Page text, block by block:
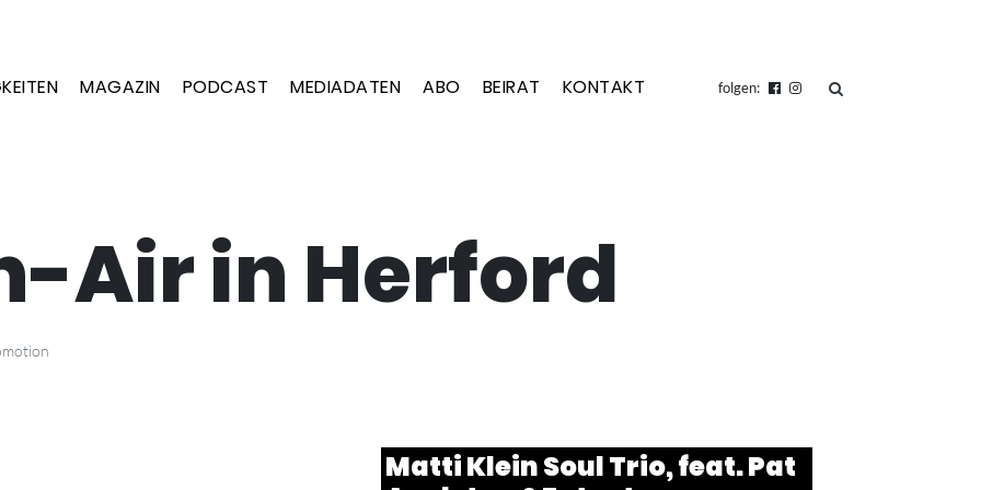
MAGAZIN PODCAST MEDIADATEN ABO BEIRAT KONTAKT folgen: suchen
Air in Herford
Matti Klein Soul Trio, feat. Pat